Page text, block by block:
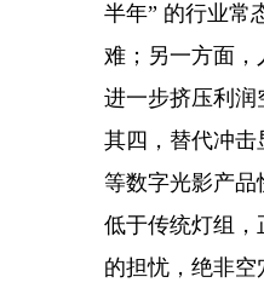
半年” 的行业常
难；另一方面，
进一步挤压利润
其四，替代冲击
等数字光影产品
低于传统灯组，
的担忧，绝非空